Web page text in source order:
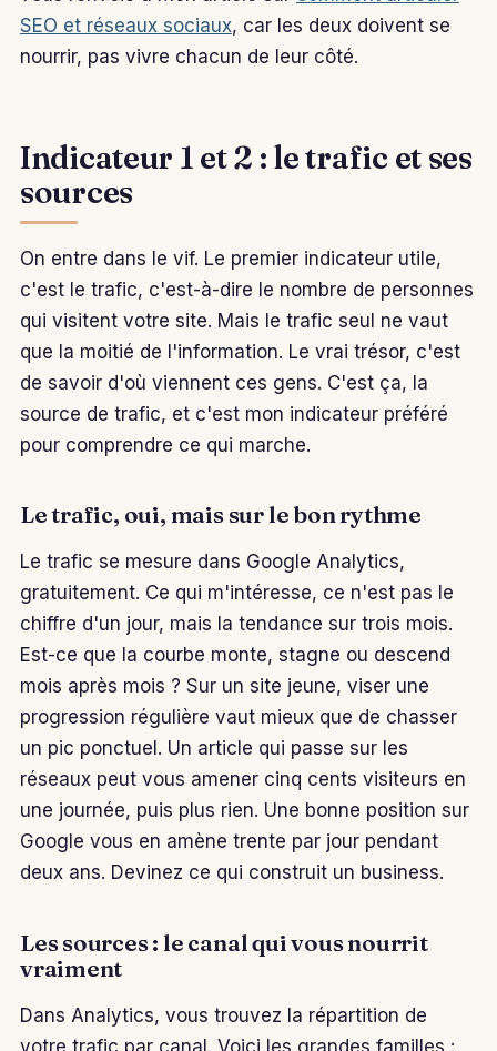
SEO et réseaux sociaux, car les deux doivent se
nourrir, pas vivre chacun de leur côté.
Indicateur 1 et 2 : le trafic et ses
sources
On entre dans le vif. Le premier indicateur utile,
c'est le trafic, c'est-à-dire le nombre de personnes
qui visitent votre site. Mais le trafic seul ne vaut
que la moitié de l'information. Le vrai trésor, c'est
de savoir d'où viennent ces gens. C'est ça, la
source de trafic, et c'est mon indicateur préféré
pour comprendre ce qui marche.
Le trafic, oui, mais sur le bon rythme
Le trafic se mesure dans Google Analytics,
gratuitement. Ce qui m'intéresse, ce n'est pas le
chiffre d'un jour, mais la tendance sur trois mois.
Est-ce que la courbe monte, stagne ou descend
mois après mois ? Sur un site jeune, viser une
progression régulière vaut mieux que de chasser
un pic ponctuel. Un article qui passe sur les
réseaux peut vous amener cinq cents visiteurs en
une journée, puis plus rien. Une bonne position sur
Google vous en amène trente par jour pendant
deux ans. Devinez ce qui construit un business.
Les sources : le canal qui vous nourrit
vraiment
Dans Analytics, vous trouvez la répartition de
votre trafic par canal. Voici les grandes familles :